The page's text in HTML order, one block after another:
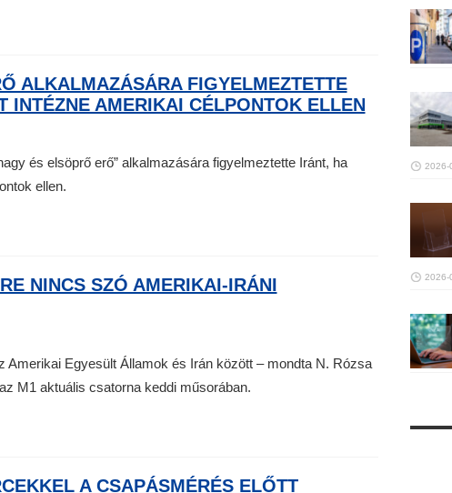
ALKALMAZÁSÁRA FIGYELMEZTETTE
INTÉZNE AMERIKAI CÉLPONTOK ELLEN
és elsöprő erő” alkalmazására figyelmeztette Iránt, ha
ellen.
NINCS SZÓ AMERIKAI-IRÁNI
Amerikai Egyesült Államok és Irán között – mondta N. Rózsa
M1 aktuális csatorna keddi műsorában.
A CSAPÁSMÉRÉS ELŐTT
2026-
2026-